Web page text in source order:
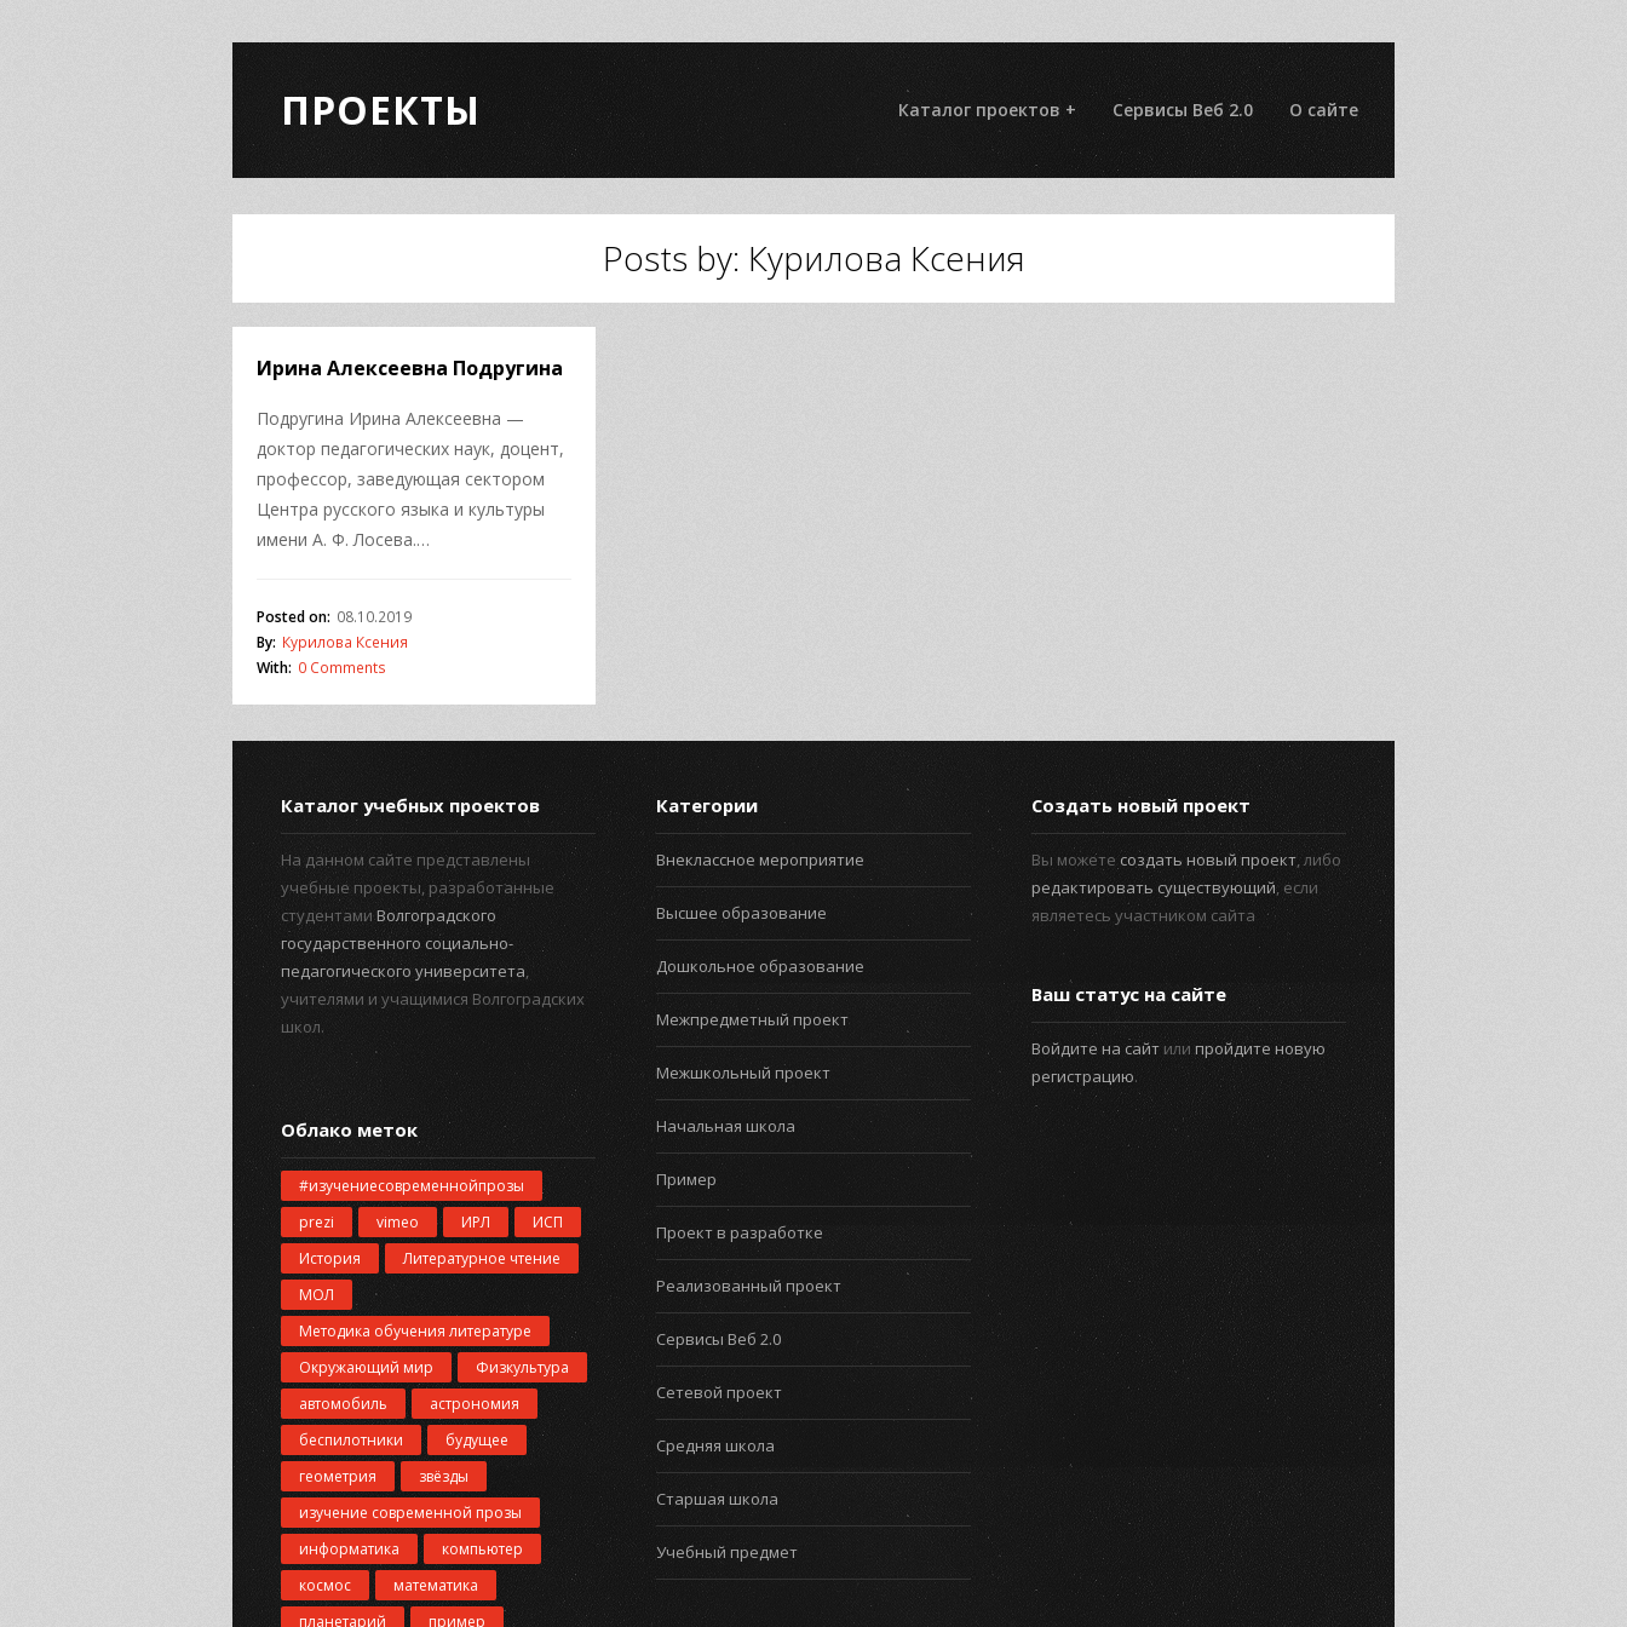
ПРОЕКТЫ Каталог проектов + Сервисы Веб 2.0 О сайте
Posts by: Курилова Ксения
Ирина Алексеевна Подругина
Подругина Ирина Алексеевна —
доктор педагогических наук, доцент,
профессор, заведующая сектором
Центра русского языка и культуры
имени А. Ф. Лосева.…
Posted on: 08.10.2019
By: Курилова Ксения
With: 0 Comments
Каталог учебных проектов
На данном сайте представлены
учебные проекты, разработанные
студентамиВолгоградского
государственного социально-
педагогического университета,
учителями и учащимися Волгоградских
школ.
Облако меток
#изучениесовременнойпрозы
prezi
vimeo ИРЛ
ИСП
История
Литературное чтение
МОЛ
Методика обучения литературе
Окружающий мир
Физкультура
автомобиль
астрономия
беспилотники
будущее
геометрия
звёзды
изучение современной прозы
информатика
компьютер
космос
математика
планетарий
пример
Категории
Внеклассное мероприятие
Высшее образование
Дошкольное образование
Межпредметный проект
Межшкольный проект
Начальная школа
Пример
Проект в разработке
Реализованный проект
Сервисы Веб 2.0
Сетевой проект
Средняя школа
Старшая школа
Учебный предмет
Создать новый проект
Вы можете создать новый проект, либо
редактировать существующий, если
являетесь участником сайта
Ваш статус на сайте
Войдите на сайт или пройдите новую
регистрацию.